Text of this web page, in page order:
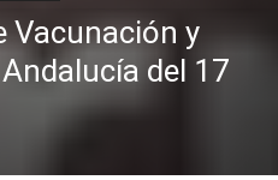
Vacunación y
del 17